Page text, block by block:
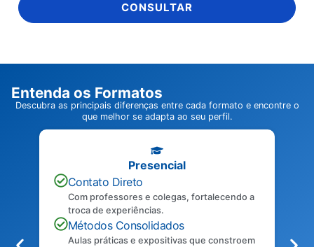
CONSULTAR
Entenda os Formatos
Descubra as principais diferenças entre cada formato e encontre o
que melhor se adapta ao seu perfil.
Presencial
Contato Direto
Com professores e colegas, fortalecendo a
troca de experiências.
Métodos Consolidados
Aulas práticas e expositivas que constroem